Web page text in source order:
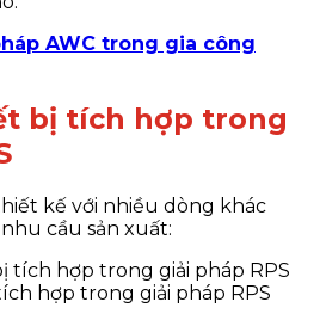
AWC trong gia công
bị tích hợp trong
kế với nhiều dòng khác
cầu sản xuất:
hợp trong giải pháp RPS